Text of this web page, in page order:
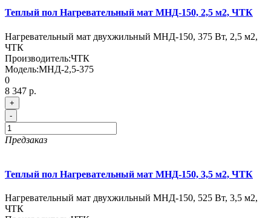
Теплый пол Нагревательный мат МНД-150, 2,5 м2, ЧТК
Нагревательный мат двухжильный МНД-150, 375 Вт, 2,5 м2,
ЧТК
Производитель:ЧТК
Модель:МНД-2,5-375
0
8 347 р.
+
-
Предзаказ
Теплый пол Нагревательный мат МНД-150, 3,5 м2, ЧТК
Нагревательный мат двухжильный МНД-150, 525 Вт, 3,5 м2,
ЧТК